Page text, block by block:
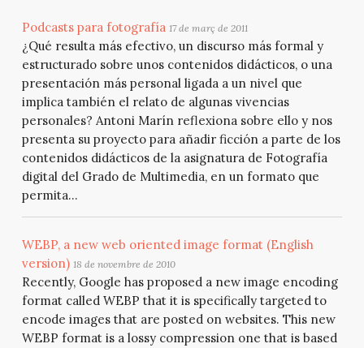
Podcasts para fotografía 17 de març de 2011
¿Qué resulta más efectivo, un discurso más formal y
estructurado sobre unos contenidos didácticos, o una
presentación más personal ligada a un nivel que
implica también el relato de algunas vivencias
personales? Antoni Marín reflexiona sobre ello y nos
presenta su proyecto para añadir ficción a parte de los
contenidos didácticos de la asignatura de Fotografía
digital del Grado de Multimedia, en un formato que
permita...
WEBP, a new web oriented image format (English
version) 18 de novembre de 2010
Recently, Google has proposed a new image encoding
format called WEBP that it is specifically targeted to
encode images that are posted on websites. This new
WEBP format is a lossy compression one that is based